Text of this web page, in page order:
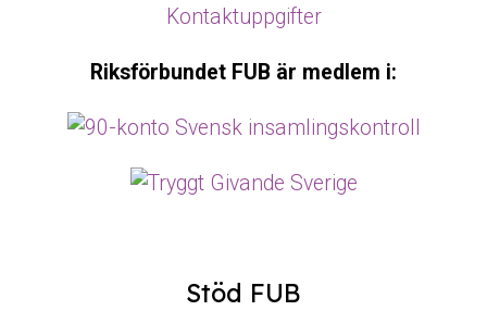
Kontaktuppgifter
Riksförbundet FUB är medlem i:
Stöd FUB